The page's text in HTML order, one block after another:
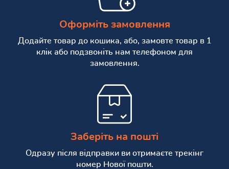
Оформіть замовлення
Додайте товар до кошика, або, замовте товар в 1
клік або подзвоніть нам телефоном для
замовлення.
Заберіть на пошті
Одразу після відправки ви отримаєте трекінг
номер Нової пошти.